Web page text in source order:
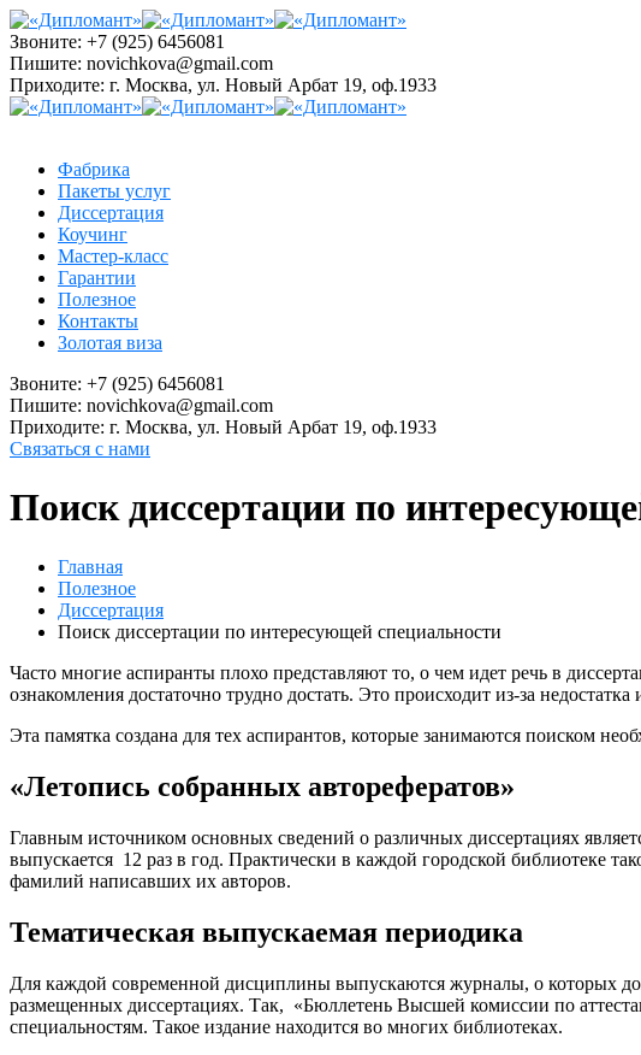
Звоните: +7 (925) 6456081
Пишите: novichkova@gmail.com
Приходите: г. Москва, ул. Новый Арбат 19, оф.1933
Фабрика
Пакеты услуг
Диссертация
Коучинг
Мастер-класс
Гарантии
Полезное
Контакты
Золотая виза
Звоните: +7 (925) 6456081
Пишите: novichkova@gmail.com
Приходите: г. Москва, ул. Новый Арбат 19, оф.1933
Связаться с нами
Поиск диссертации по
Главная
Полезное
Диссертация
Поиск диссертации по интересующей специальности
Часто многие аспиранты плохо представляют то, о чем идет речь в
ознакомления достаточно трудно достать. Это происходит из-за
Эта памятка создана для тех аспирантов, которые занимаются поиском
«Летопись собранных авторефератов»
Главным источником основных сведений о различных диссертациях
выпускается 12 раз в год. Практически в каждой городской библиотеке
фамилий написавших их авторов.
Тематическая выпускаемая периодика
Для каждой современной дисциплины выпускаются журналы, о которых
размещенных диссертациях. Так, «Бюллетень Высшей комиссии по
специальностям. Такое издание находится во многих библиотеках.